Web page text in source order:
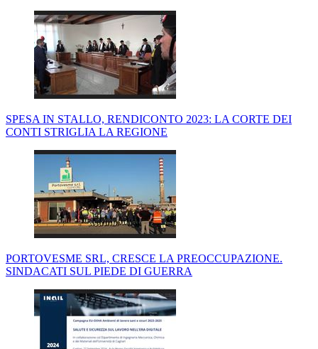
SPESA IN STALLO, RENDICONTO 2023: LA CORTE DEI
CONTI STRIGLIA LA REGIONE
PORTOVESME SRL, CRESCE LA PREOCCUPAZIONE.
SINDACATI SUL PIEDE DI GUERRA